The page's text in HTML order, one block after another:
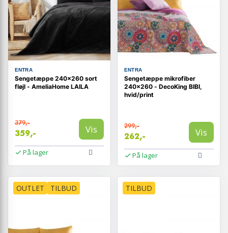
ENTRA
Sengetæppe 240x260 sort
fløjl - AmeliaHome LAILA
379,-
359,- Vis
På lager
ENTRA
Sengetæppe mikrofiber
240×260 - DecoKing BIBI,
hvid/print
299,-
262,- Vis
På lager
OUTLET TILBUD TILBUD